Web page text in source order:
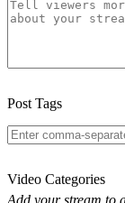
Post Tags
Video Categories
Add your stream to